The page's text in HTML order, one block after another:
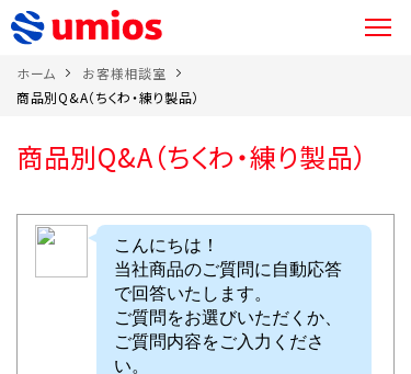
ホーム
お客様相談室
商品別Q&A（ちくわ・練り製品）
商品別Q&A（ちくわ・練り製品）